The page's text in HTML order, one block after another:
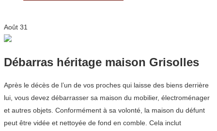
Août 31
Débarras héritage maison Grisolles
Après le décès de l’un de vos proches qui laisse des biens derrière
lui, vous devez débarrasser sa maison du mobilier, électroménager
et autres objets. Conformément à sa volonté, la maison du défunt
peut être vidée et nettoyée de fond en comble. Cela inclut